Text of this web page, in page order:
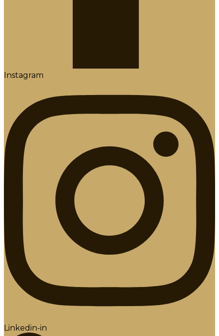
Instagram
Linkedin-in